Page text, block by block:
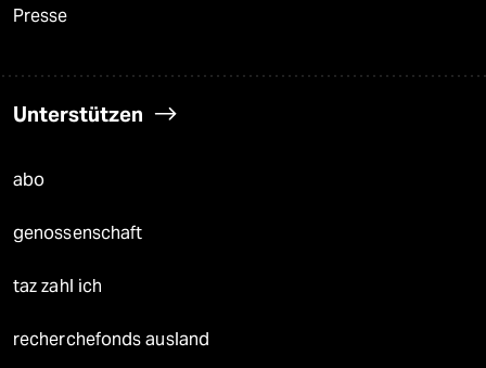
Presse
Unterstützen
abo
genossenschaft
taz zahl ich
recherchefonds ausland